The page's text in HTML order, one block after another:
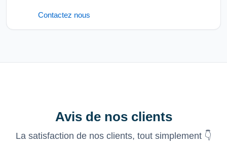
Contactez nous
Avis de nos clients
La satisfaction de nos clients, tout simplement 👇